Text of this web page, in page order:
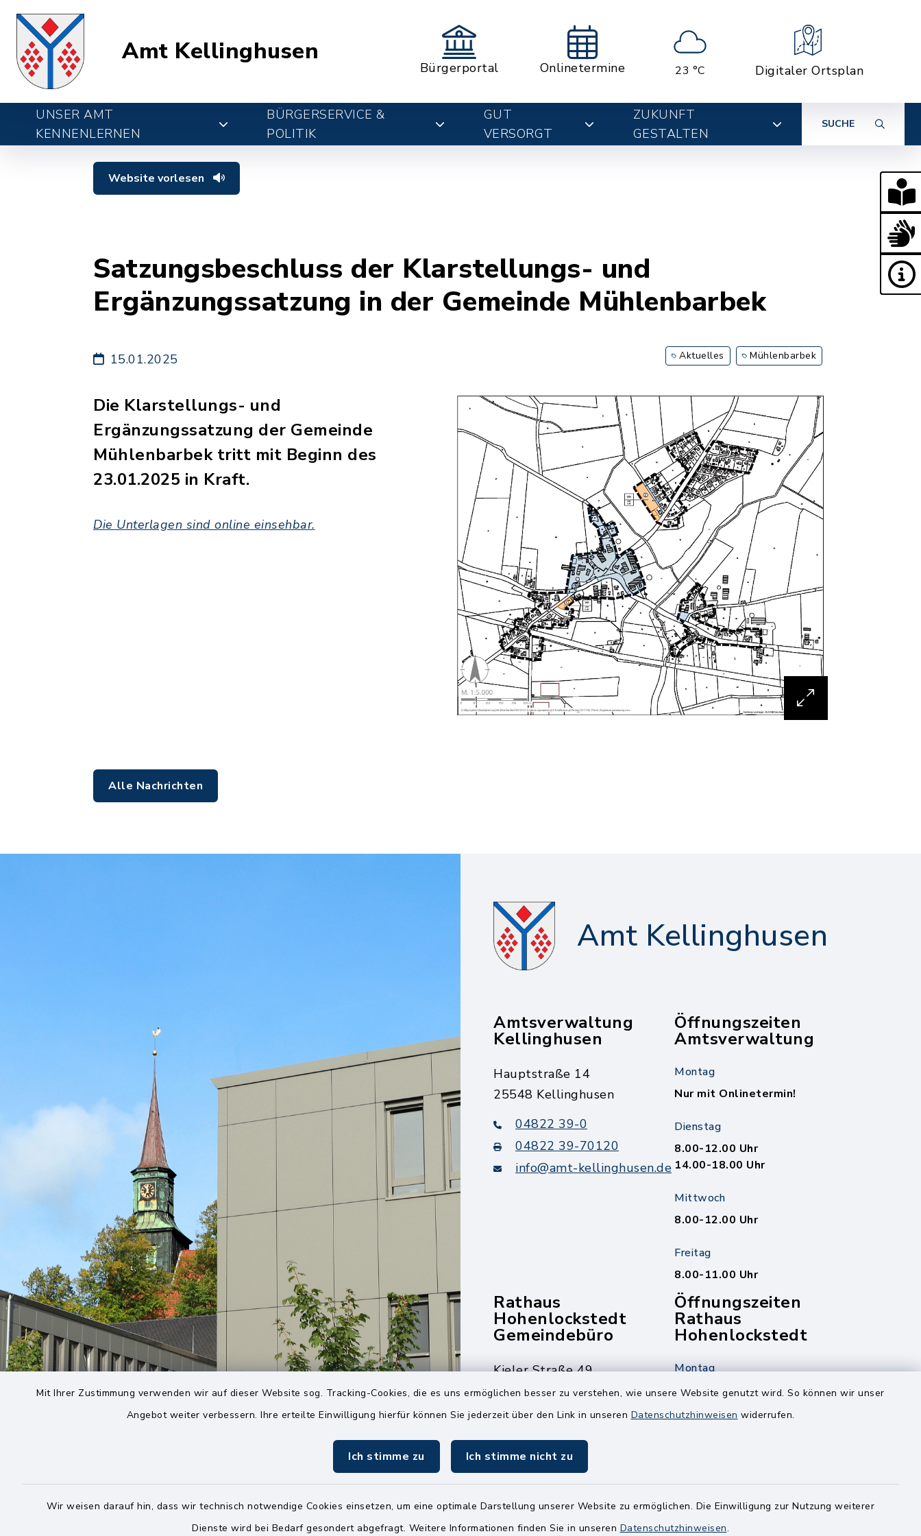
Mit Ihrer Zustimmung verwenden wir auf dieser Website sog. Tracking-Cookies, die es uns ermöglichen besser zu verstehen, wie unsere Website genutzt wird. So können wir unser
Angebot weiter verbessern. Ihre erteilte Einwilligung hierfür können Sie jederzeit über den Link in unseren Datenschutzhinweisen widerrufen.
Ich stimme zu Ich stimme nicht zu
Wir weisen darauf hin, dass wir technisch notwendige Cookies einsetzen, um eine optimale Darstellung unserer Website zu ermöglichen. Die Einwilligung zur Nutzung weiterer
Dienste wird bei Bedarf gesondert abgefragt. Weitere Informationen finden Sie in unseren Datenschutzhinweisen.
Amt Kellinghusen
Bürgerportal Onlinetermine 23 °C Digitaler Ortsplan
UNSER AMT
KENNENLERNEN
BÜRGERSERVICE &
POLITIK
GUT
VERSORGT
ZUKUNFT
GESTALTEN
SUCHE
Website vorlesen
Satzungsbeschluss der Klarstellungs- und
Ergänzungssatzung in der Gemeinde Mühlenbarbek
15.01.2025 Aktuelles Mühlenbarbek
Die Klarstellungs- und
Ergänzungssatzung der Gemeinde
Mühlenbarbek tritt mit Beginn des
23.01.2025 in Kraft.
Die Unterlagen sind online einsehbar.
Alle Nachrichten
Amt Kellinghusen
Amtsverwaltung
Kellinghusen
Hauptstraße 14
25548 Kellinghusen
04822 39-0
04822 39-70120
info@amt-kellinghusen.de
Öffnungszeiten
Amtsverwaltung
Montag
Nur mit Onlinetermin!
Dienstag
8.00-12.00 Uhr
14.00-18.00 Uhr
Mittwoch
8.00-12.00 Uhr
Freitag
8.00-11.00 Uhr
Rathaus
Hohenlockstedt
Gemeindebüro
Kieler Straße 49
25551 Hohenlockstedt
04826 30-0
04826 30-15
info@amt-kellinghusen.de
Öffnungszeiten
Rathaus
Hohenlockstedt
Montag
Nur mit Onlinetermin!
Dienstag
8.00-12.00 Uhr